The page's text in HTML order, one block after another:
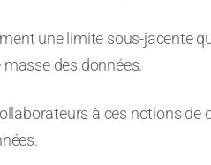
une limite sous-jacente
des données.
à ces notions de